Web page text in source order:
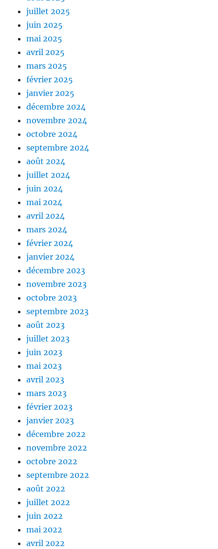
juillet 2025
juin 2025
mai 2025
avril 2025
mars 2025
février 2025
janvier 2025
décembre 2024
novembre 2024
octobre 2024
septembre 2024
août 2024
juillet 2024
juin 2024
mai 2024
avril 2024
mars 2024
février 2024
janvier 2024
décembre 2023
novembre 2023
octobre 2023
septembre 2023
août 2023
juillet 2023
juin 2023
mai 2023
avril 2023
mars 2023
février 2023
janvier 2023
décembre 2022
novembre 2022
octobre 2022
septembre 2022
août 2022
juillet 2022
juin 2022
mai 2022
avril 2022